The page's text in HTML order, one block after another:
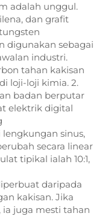
adalah unggul.
dan grafit
digunakan sebagai
industri.
tahan kakisan
loji-loji kimia. 2.
badan berputar
elektrik digital
sinus,
secara linear
tipikal ialah 10:1,
daripada
kakisan. Jika
juga mesti tahan